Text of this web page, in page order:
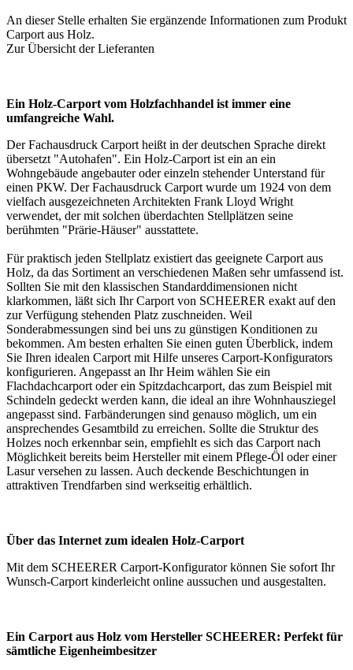
An dieser Stelle erhalten Sie ergänzende Informationen zum Produkt
Carport aus Holz.
Zur Übersicht derLieferanten
Ein Holz-Carport vom Holzfachhandel ist immer eine
umfangreiche Wahl.
Der Fachausdruck Carport heißt in der deutschen Sprache direkt
übersetzt "Autohafen". Ein Holz-Carport ist ein an ein
Wohngebäude angebauter oder einzeln stehender Unterstand für
einen PKW. Der Fachausdruck Carport wurde um 1924 von dem
vielfach ausgezeichneten Architekten Frank Lloyd Wright
verwendet, der mit solchen überdachten Stellplätzen seine
berühmten "Prärie-Häuser" ausstattete.
Für praktisch jeden Stellplatz existiert das geeignete Carport aus
Holz, da das Sortiment an verschiedenen Maßen sehr umfassend ist.
Sollten Sie mit den klassischen Standarddimensionen nicht
klarkommen, läßt sich Ihr Carport von SCHEERER exakt auf den
zur Verfügung stehenden Platz zuschneiden. Weil
Sonderabmessungen sind bei uns zu günstigen Konditionen zu
bekommen. Am besten erhalten Sie einen guten Überblick, indem
Sie Ihren idealen Carport mit Hilfe unseres Carport-Konfigurators
konfigurieren. Angepasst an Ihr Heim wählen Sie ein
Flachdachcarport oder ein Spitzdachcarport, das zum Beispiel mit
Schindeln gedeckt werden kann, die ideal an ihre Wohnhausziegel
angepasst sind. Farbänderungen sind genauso möglich, um ein
ansprechendes Gesamtbild zu erreichen. Sollte die Struktur des
Holzes noch erkennbar sein, empfiehlt es sich das Carport nach
Möglichkeit bereits beim Hersteller mit einem Pflege-Öl oder einer
Lasur versehen zu lassen. Auch deckende Beschichtungen in
attraktiven Trendfarben sind werkseitig erhältlich.
Über das Internet zum idealen Holz-Carport
Mit dem SCHEERER Carport-Konfiguratorkönnen Sie sofort Ihr
Wunsch-Carport kinderleicht online aussuchen und ausgestalten.
Ein Carport aus Holz vom Hersteller SCHEERER: Perfekt für
sämtliche Eigenheimbesitzer